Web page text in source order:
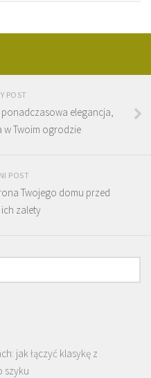
POST
elegancja,
w Twoim ogrodzie
POST
Twojego domu przed
zalety
jak łączyć klasykę z
szyku